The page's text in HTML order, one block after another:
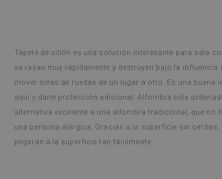
Tapete de sillón es una solución interesante para sala
se rayan muy rápidamente y destruyen bajo la
mover sillas de ruedas de un lugar a otro. Es una buena
aquí y darle protección adicional. Alfombra silla
alternativa excelente a una alfombra tradicional, que no
una persona alérgica. Gracias a la superficie sin
pegarán a la superficie tan fácilmente.
Baldosas de
variedad de
llegó en una
estaba bien
sencilla,
me sorprende
hacer tan
Leer más
hace 1